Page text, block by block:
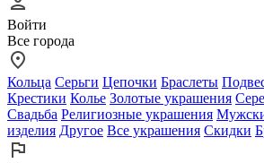
Войти
Все города
Кольца Серьги Цепочки Браслеты
Крестики Колье Золотые украшения
Свадьба Религиозные украшения
изделия Другое Все украшения Скидки